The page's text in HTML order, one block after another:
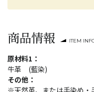
商品情報 ITEM
原材料1：
牛革 (藍染)
その他：